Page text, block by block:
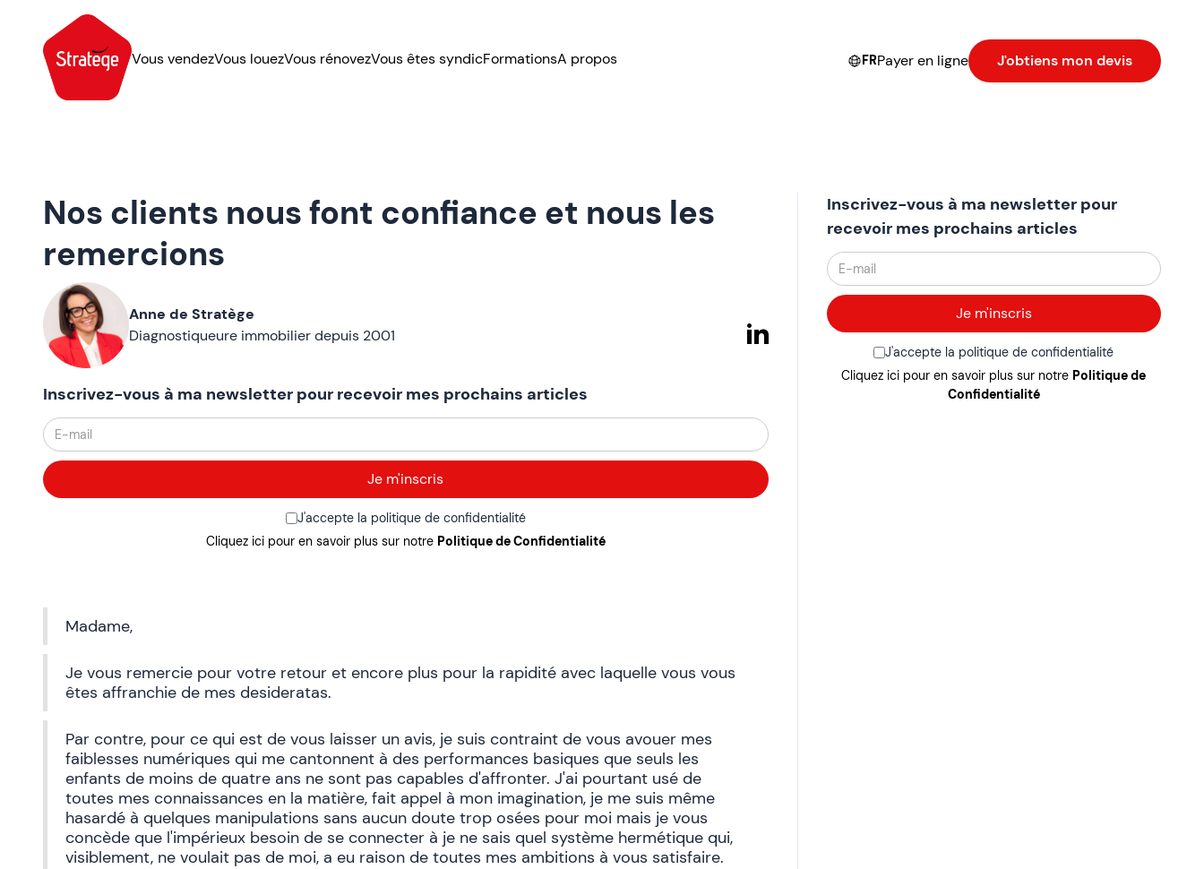
Vous vendezVous louezVous rénovezVous êtes syndicFormationsA propos FRPayer en ligne J'obtiens mon devis
Nos clients nous font confiance et nous les
remercions
Anne de Stratège
Diagnostiqueure immobilier depuis 2001
Inscrivez-vous à ma newsletter pour recevoir mes prochains articles
J'accepte la politique de confidentialité
Cliquez ici pour en savoir plus sur notre Politique de Confidentialité
Madame,
Je vous remercie pour votre retour et encore plus pour la rapidité avec laquelle vous vous
êtes affranchie de mes desideratas.
Par contre, pour ce qui est de vous laisser un avis, je suis contraint de vous avouer mes
faiblesses numériques qui me cantonnent à des performances basiques que seuls les
enfants de moins de quatre ans ne sont pas capables d'affronter. J'ai pourtant usé de
toutes mes connaissances en la matière, fait appel à mon imagination, je me suis même
hasardé à quelques manipulations sans aucun doute trop osées pour moi mais je vous
concède que l'impérieux besoin de se connecter à je ne sais quel système hermétique qui,
visiblement, ne voulait pas de moi, a eu raison de toutes mes ambitions à vous satisfaire.
Inscrivez-vous à ma newsletter pour
recevoir mes prochains articles
J'accepte la politique de confidentialité
Cliquez ici pour en savoir plus sur notre Politique de
Confidentialité